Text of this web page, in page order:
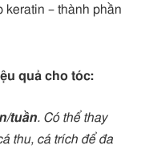
keratin – thành phần
quả cho tóc:
tuần. Có thể thay
thu, cá trích để đa